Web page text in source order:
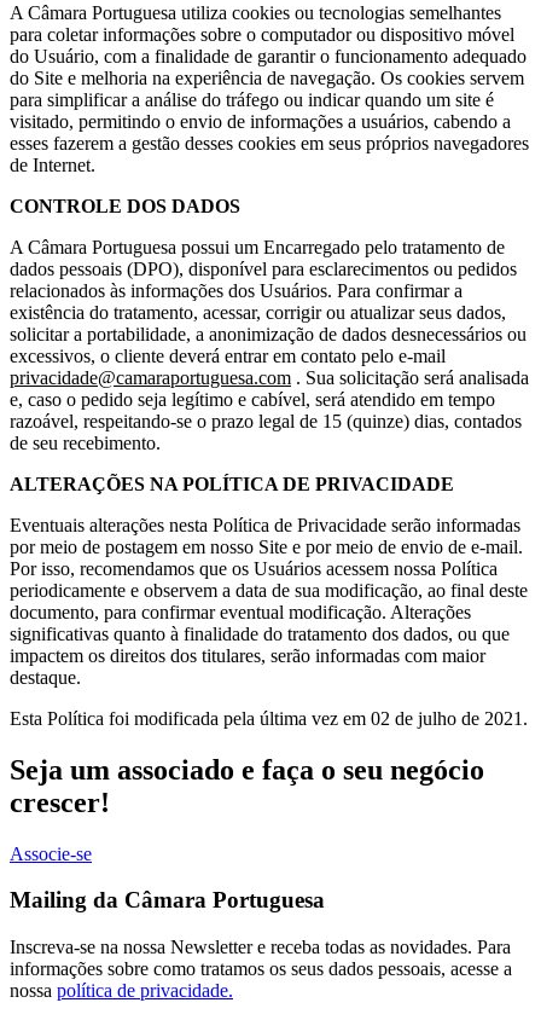
A Câmara Portuguesa utiliza cookies ou tecnologias semelhantes
para coletar informações sobre o computador ou dispositivo móvel
do Usuário, com a finalidade de garantir o funcionamento adequado
do Site e melhoria na experiência de navegação. Os cookies servem
para simplificar a análise do tráfego ou indicar quando um site é
visitado, permitindo o envio de informações a usuários, cabendo a
esses fazerem a gestão desses cookies em seus próprios navegadores
de Internet.
CONTROLE DOS DADOS
A Câmara Portuguesa possui um Encarregado pelo tratamento de
dados pessoais (DPO), disponível para esclarecimentos ou pedidos
relacionados às informações dos Usuários. Para confirmar a
existência do tratamento, acessar, corrigir ou atualizar seus dados,
solicitar a portabilidade, a anonimização de dados desnecessários ou
excessivos, o cliente deverá entrar em contato pelo e-mail
privacidade@camaraportuguesa.com . Sua solicitação será analisada
e, caso o pedido seja legítimo e cabível, será atendido em tempo
razoável, respeitando-se o prazo legal de 15 (quinze) dias, contados
de seu recebimento.
ALTERAÇÕES NA POLÍTICA DE PRIVACIDADE
Eventuais alterações nesta Política de Privacidade serão informadas
por meio de postagem em nosso Site e por meio de envio de e-mail.
Por isso, recomendamos que os Usuários acessem nossa Política
periodicamente e observem a data de sua modificação, ao final deste
documento, para confirmar eventual modificação. Alterações
significativas quanto à finalidade do tratamento dos dados, ou que
impactem os direitos dos titulares, serão informadas com maior
destaque.
Esta Política foi modificada pela última vez em 02 de julho de 2021.
Seja um associado e faça o seu negócio
crescer!
Associe-se
Mailing da Câmara Portuguesa
Inscreva-se na nossa Newsletter e receba todas as novidades. Para
informações sobre como tratamos os seus dados pessoais, acesse a
nossa política de privacidade.